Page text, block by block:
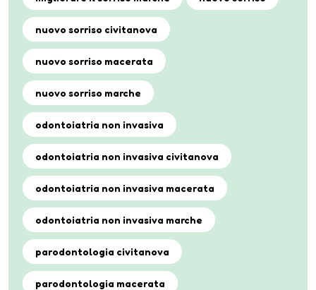
nuovo sorriso civitanova
nuovo sorriso macerata
nuovo sorriso marche
odontoiatria non invasiva
odontoiatria non invasiva civitanova
odontoiatria non invasiva macerata
odontoiatria non invasiva marche
parodontologia civitanova
parodontologia macerata